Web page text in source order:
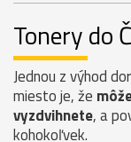
Tonery do
Jednou z výhod
miesto je, že
vyzdvihnete, a
kohokoľvek.